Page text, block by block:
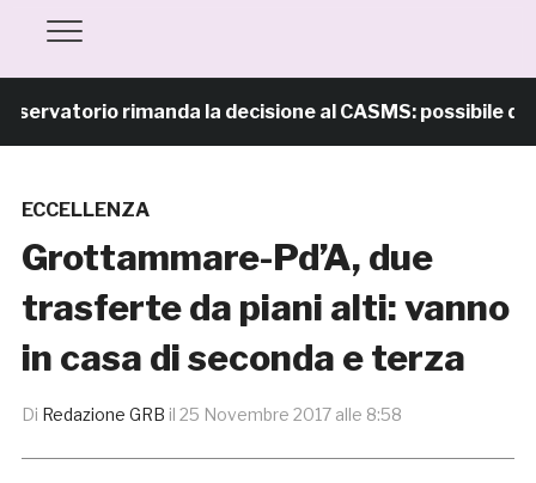
rimanda la decisione al CASMS: possibile divieto
ECCELLENZA
Grottammare-Pd’A, due
trasferte da piani alti: vanno
in casa di seconda e terza
Di Redazione GRB il 25 Novembre 2017 alle 8:58